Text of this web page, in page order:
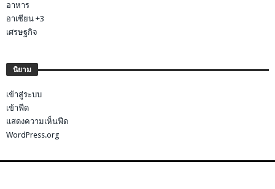
อาหาร
อาเซียน +3
เศรษฐกิจ
นิยาม
เข้าสู่ระบบ
เข้าฟีด
แสดงความเห็นฟีด
WordPress.org